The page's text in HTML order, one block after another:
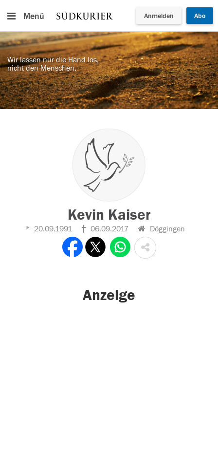
Menü Anmelden Abo
Wir lassen nur die Hand los,
nicht den Menschen.
Kevin Kaiser
20.09.1991 06.09.2017 Döggingen
Anzeige